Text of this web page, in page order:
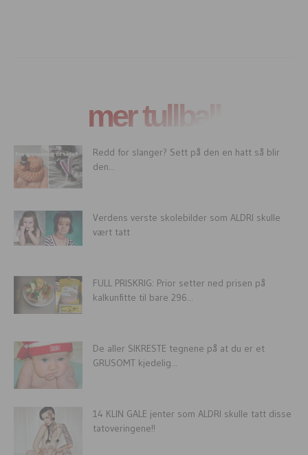
mer tullball
Redd for slanger? Sett på den en hatt så blir
den...
Verdens verste skolebilder som ALDRI skulle
vært tatt
FULL PRISKRIG: Prior setter ned prisen på
kalkunfitte til bare 296...
De aller SIKRESTE tegnene på at du er et
GRUSOMT kjedelig...
14 KLIN GALE jenter som ALDRI skulle tatt disse
tatoveringene!!